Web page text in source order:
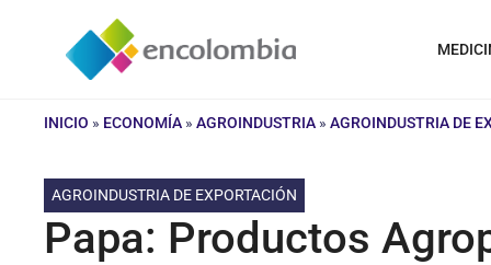
contenido
INICIO » ECONOMÍA » AGROINDUSTRIA » AGROINDUSTRIA DE
AGROINDUSTRIA DE EXPORTACIÓN
Papa: Productos